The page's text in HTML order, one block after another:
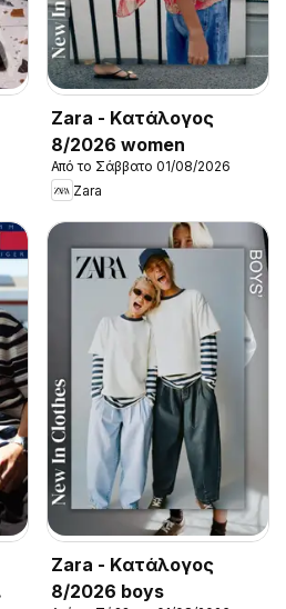
Zara - Kατάλογος
8/2026 women
Από το Σάββατο 01/08/2026
Zara
Zara - Kατάλογος
8/2026 boys